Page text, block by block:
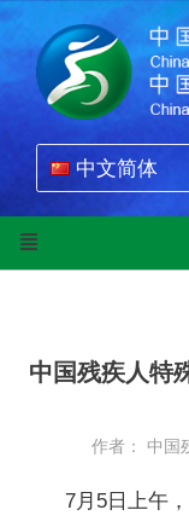
中文简体
中国残疾人特
作者： 中国
7月5日上午